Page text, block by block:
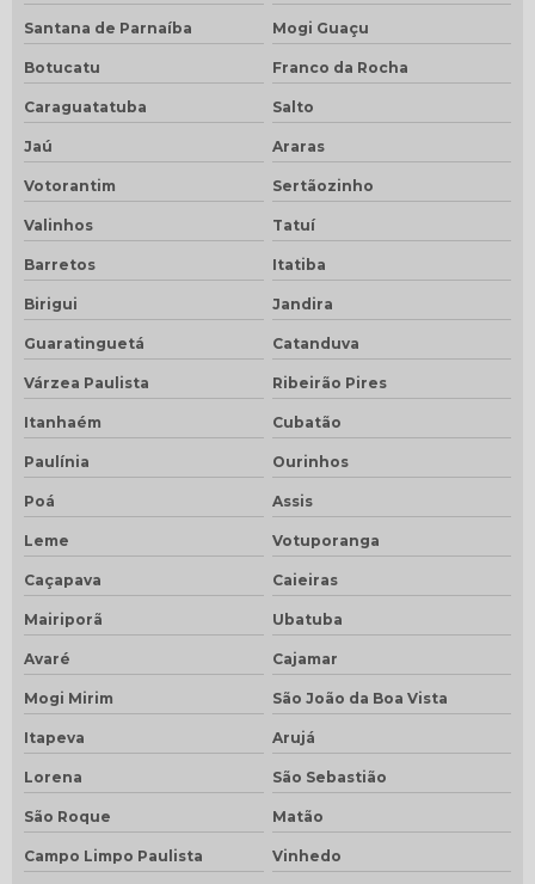
Santana de Parnaíba Mogi Guaçu
Botucatu Franco da Rocha
Caraguatatuba Salto
Jaú Araras
Votorantim Sertãozinho
Valinhos Tatuí
Barretos Itatiba
Birigui Jandira
Guaratinguetá Catanduva
Várzea Paulista Ribeirão Pires
Itanhaém Cubatão
Paulínia Ourinhos
Poá Assis
Leme Votuporanga
Caçapava Caieiras
Mairiporã Ubatuba
Avaré Cajamar
Mogi Mirim São João da Boa Vista
Itapeva Arujá
Lorena São Sebastião
São Roque Matão
Campo Limpo Paulista Vinhedo